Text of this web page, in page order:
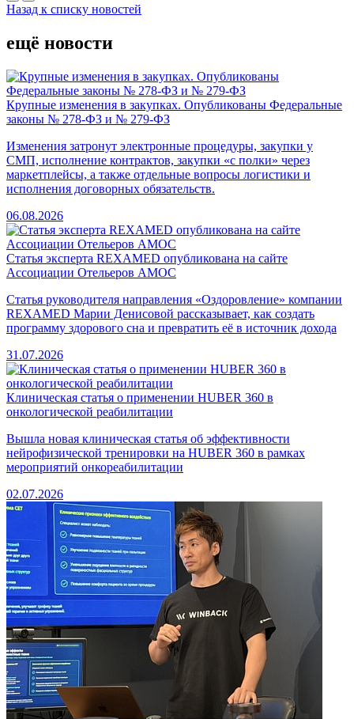
Назад к списку новостей
ещё новости
Крупные изменения в закупках. Опубликованы Федеральные
законы № 278-ФЗ и № 279-ФЗ
Изменения затронут электронные процедуры, закупки у
СМП, исполнение контрактов, закупки «с полки» через
маркетплейсы, а также отдельные вопросы логистики и
исполнения договорных обязательств.
06.08.2026
Статья эксперта REXAMED опубликована на сайте
Ассоциации Отельеров АМОС
Cтатья руководителя направления «Оздоровление» компании
REXAMED Марии Денисовой рассказывает, как создать
программу здорового сна и превратить её в источник дохода
31.07.2026
Клиническая статья о применении HUBER 360 в
онкологической реабилитации
Вышла новая клиническая статья об эффективности
нейрофизической тренировки на HUBER 360 в рамках
мероприятий онкореабилитации
02.07.2026